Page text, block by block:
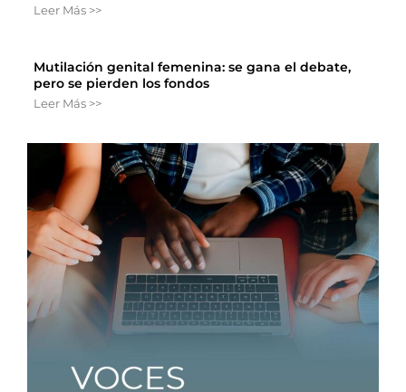
Leer Más >>
Mutilación genital femenina: se gana el debate,
pero se pierden los fondos
Leer Más >>